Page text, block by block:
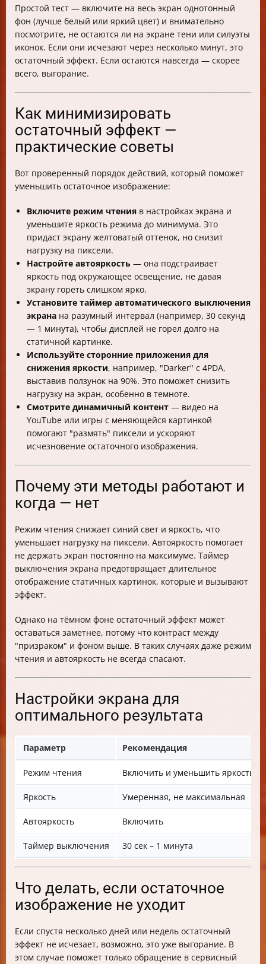
Простой тест — включите на весь экран однотонный
фон (лучше белый или яркий цвет) и внимательно
посмотрите, не остаются ли на экране тени или силуэты
иконок. Если они исчезают через несколько минут, это
остаточный эффект. Если остаются навсегда — скорее
всего, выгорание.
Как минимизировать
остаточный эффект —
практические советы
Вот проверенный порядок действий, который поможет
уменьшить остаточное изображение:
Включите режим чтения в настройках экрана и
уменьшите яркость режима до минимума. Это
придаст экрану желтоватый оттенок, но снизит
нагрузку на пиксели.
Настройте автояркость — она подстраивает
яркость под окружающее освещение, не давая
экрану гореть слишком ярко.
Установите таймер автоматического выключения
экрана на разумный интервал (например, 30 секунд
— 1 минута), чтобы дисплей не горел долго на
статичной картинке.
Используйте сторонние приложения для
снижения яркости, например, "Darker" с 4PDA,
выставив ползунок на 90%. Это поможет снизить
нагрузку на экран, особенно в темноте.
Смотрите динамичный контент — видео на
YouTube или игры с меняющейся картинкой
помогают "размять" пиксели и ускоряют
исчезновение остаточного изображения.
Почему эти методы работают и
когда — нет
Режим чтения снижает синий свет и яркость, что
уменьшает нагрузку на пиксели. Автояркость помогает
не держать экран постоянно на максимуме. Таймер
выключения экрана предотвращает длительное
отображение статичных картинок, которые и вызывают
эффект.
Однако на тёмном фоне остаточный эффект может
оставаться заметнее, потому что контраст между
"призраком" и фоном выше. В таких случаях даже режим
чтения и автояркость не всегда спасают.
Настройки экрана для
оптимального результата
Параметр Рекомендация
Режим чтения Включить и уменьшить яркость
Яркость Умеренная, не максимальная
Автояркость Включить
Таймер выключения 30 сек – 1 минута
Что делать, если остаточное
изображение не уходит
Если спустя несколько дней или недель остаточный
эффект не исчезает, возможно, это уже выгорание. В
этом случае поможет только обращение в сервисный